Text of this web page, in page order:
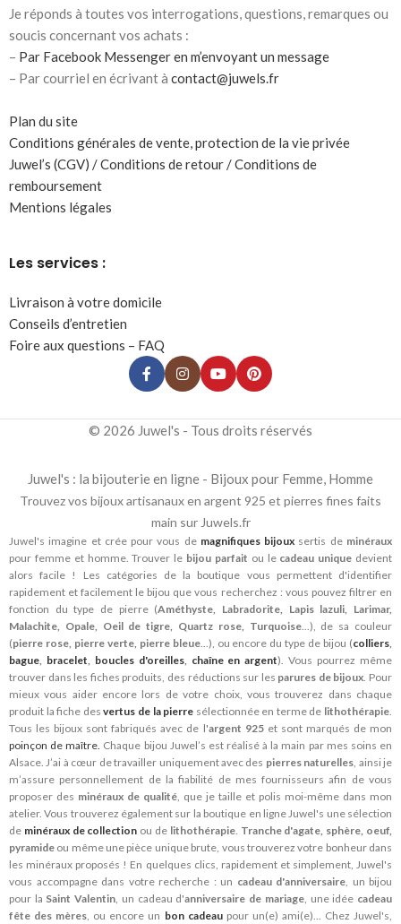
Je réponds à toutes vos interrogations, questions, remarques ou
soucis concernant vos achats :
– Par Facebook Messenger en m’envoyant un message
– Par courriel en écrivant à contact@juwels.fr
Plan du site
Conditions générales de vente, protection de la vie privée
Juwel’s (CGV) / Conditions de retour / Conditions de
remboursement
Mentions légales
Les services :
Livraison à votre domicile
Conseils d’entretien
Foire aux questions – FAQ
© 2026 Juwel's - Tous droits réservés
Juwel's : la bijouterie en ligne - Bijoux pour Femme, Homme
Trouvez vos bijoux artisanaux en argent 925 et pierres fines faits
main sur Juwels.fr
Juwel's imagine et crée pour vous de magnifiques bijoux sertis de minéraux
pour femme et homme. Trouver le bijou parfait ou le cadeau unique devient
alors facile ! Les catégories de la boutique vous permettent d'identifier
rapidement et facilement le bijou que vous recherchez : vous pouvez filtrer en
fonction du type de pierre (Améthyste, Labradorite, Lapis lazuli, Larimar,
Malachite, Opale, Oeil de tigre, Quartz rose, Turquoise...), de sa couleur
(pierre rose, pierre verte, pierre bleue...), ou encore du type de bijou (colliers,
bague, bracelet, boucles d'oreilles, chaîne en argent). Vous pourrez même
trouver dans les fiches produits, des réductions sur les parures de bijoux. Pour
mieux vous aider encore lors de votre choix, vous trouverez dans chaque
produit la fiche desvertus de la pierre sélectionnée en terme de lithothérapie.
Tous les bijoux sont fabriqués avec de l'argent 925et sont marqués de mon
poinçon de maître. Chaque bijou Juwel’s est réalisé à la main par mes soins en
Alsace. J’ai à cœur de travailler uniquement avec des pierres naturelles, ainsi je
m’assure personnellement de la fiabilité de mes fournisseurs afin de vous
proposer des minéraux de qualité, que je taille et polis moi-même dans mon
atelier. Vous trouverez également sur la boutique en ligne Juwel's une sélection
de minéraux de collection ou de lithothérapie. Tranche d'agate, sphère, oeuf,
pyramide ou même une pièce unique brute, vous trouverez votre bonheur dans
les minéraux proposés ! En quelques clics, rapidement et simplement, Juwel's
vous accompagne dans votre recherche : un cadeau d'anniversaire, un bijou
pour la Saint Valentin, un cadeau d'anniversaire de mariage, une idée cadeau
fête des mères, ou encore un bon cadeaupour un(e) ami(e)... Chez Juwel's,